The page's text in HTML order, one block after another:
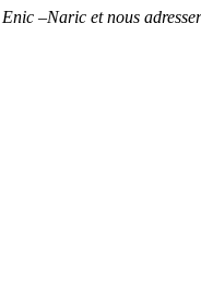
–Naric et nous